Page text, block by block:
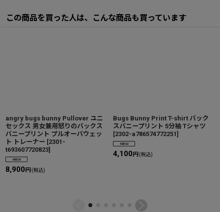
この商品を買った人は、こんな商品も買っています
angry bugs bunny Pullover ユニ
セックス 男女兼用怒りのバックス
バニープリント プルオーバウェッ
ト トレーナー [2301-
t693607720823]
8,900 円 (税込)
Bugs Bunny Print T-shirt バック
スバニープリント 5分袖 Tシャツ
[2302-a786574772251]
4,100 円 (税込)